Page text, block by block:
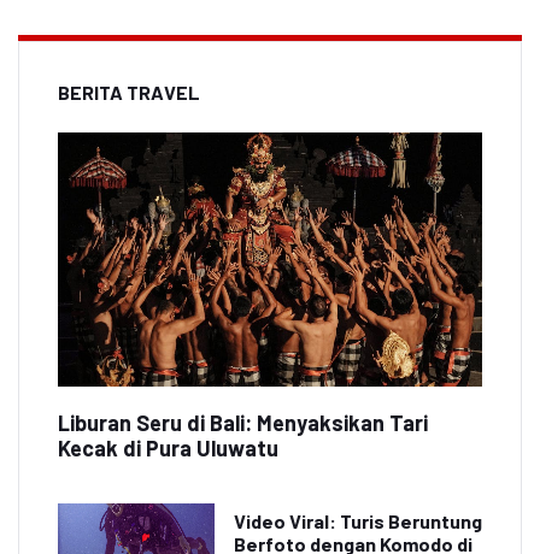
BERITA TRAVEL
Liburan Seru di Bali: Menyaksikan Tari
Kecak di Pura Uluwatu
Video Viral: Turis Beruntung
Berfoto dengan Komodo di